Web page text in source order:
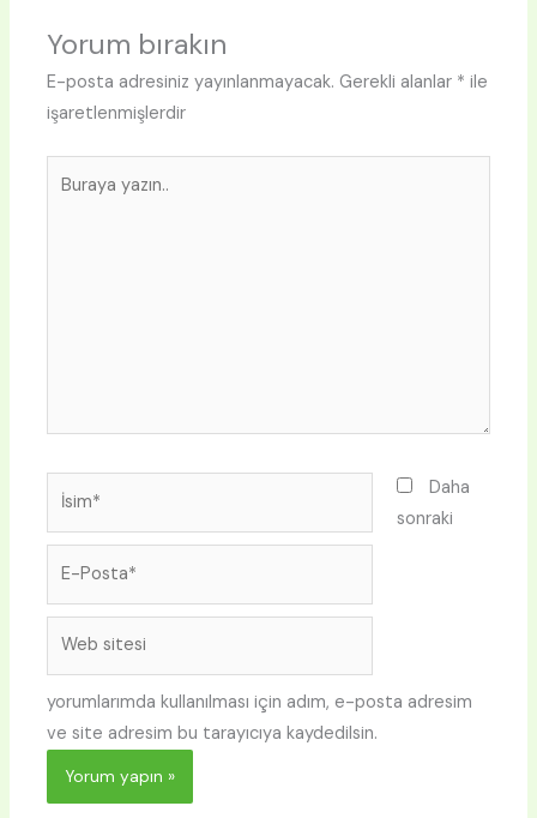
Yorum bırakın
E-posta adresiniz yayınlanmayacak. Gerekli alanlar * ile
işaretlenmişlerdir
Daha
sonraki
yorumlarımda kullanılması için adım, e-posta adresim
ve site adresim bu tarayıcıya kaydedilsin.